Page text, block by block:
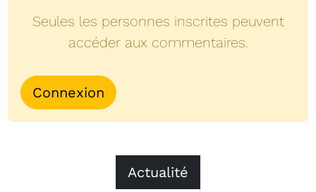
Seules les personnes inscrites peuvent
accéder aux commentaires.
Connexion
Actualité